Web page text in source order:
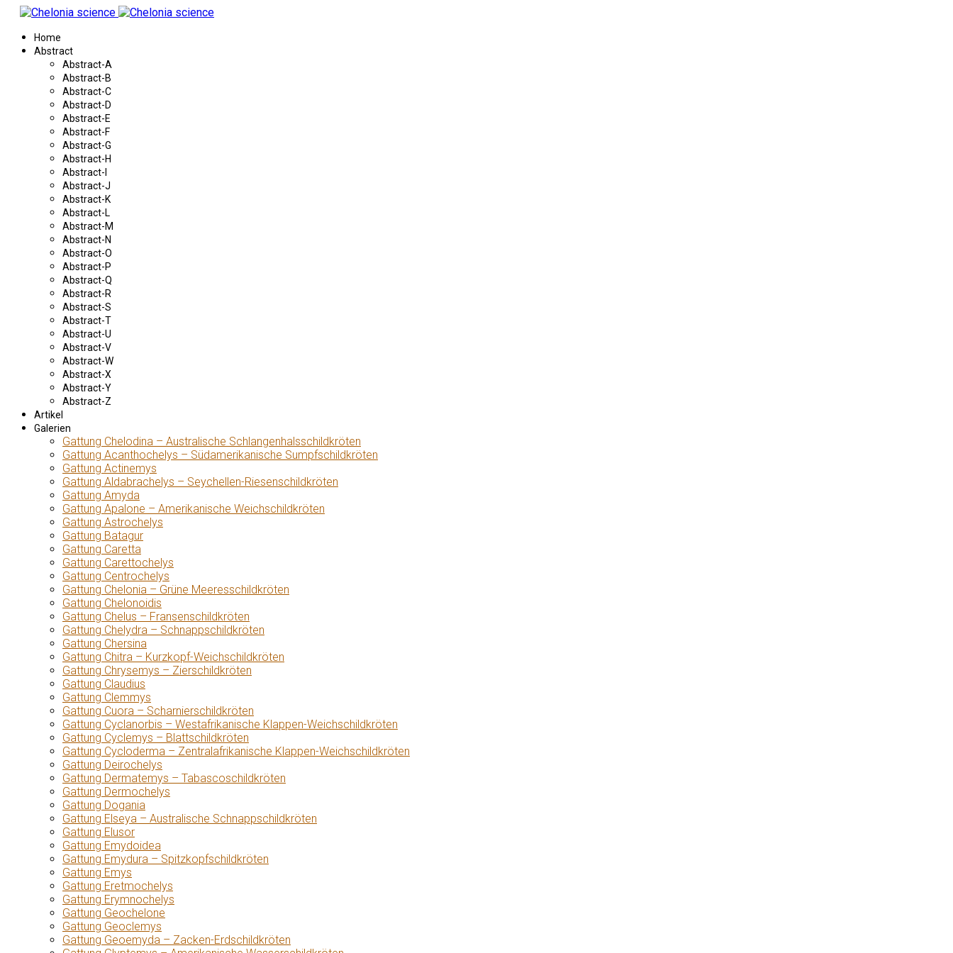
Home
Abstract
Abstract-A
Abstract-B
Abstract-C
Abstract-D
Abstract-E
Abstract-F
Abstract-G
Abstract-H
Abstract-I
Abstract-J
Abstract-K
Abstract-L
Abstract-M
Abstract-N
Abstract-O
Abstract-P
Abstract-Q
Abstract-R
Abstract-S
Abstract-T
Abstract-U
Abstract-V
Abstract-W
Abstract-X
Abstract-Y
Abstract-Z
Artikel
Galerien
Gattung Chelodina – Australische Schlangenhalsschildkröten
Gattung Acanthochelys – Südamerikanische Sumpfschildkröten
Gattung Actinemys
Gattung Aldabrachelys – Seychellen-Riesenschildkröten
Gattung Amyda
Gattung Apalone – Amerikanische Weichschildkröten
Gattung Astrochelys
Gattung Batagur
Gattung Caretta
Gattung Carettochelys
Gattung Centrochelys
Gattung Chelonia – Grüne Meeresschildkröten
Gattung Chelonoidis
Gattung Chelus – Fransenschildkröten
Gattung Chelydra – Schnappschildkröten
Gattung Chersina
Gattung Chitra – Kurzkopf-Weichschildkröten
Gattung Chrysemys – Zierschildkröten
Gattung Claudius
Gattung Clemmys
Gattung Cuora – Scharnierschildkröten
Gattung Cyclanorbis – Westafrikanische Klappen-Weichschildkröten
Gattung Cyclemys – Blattschildkröten
Gattung Cycloderma – Zentralafrikanische Klappen-Weichschildkröten
Gattung Deirochelys
Gattung Dermatemys – Tabascoschildkröten
Gattung Dermochelys
Gattung Dogania
Gattung Elseya – Australische Schnappschildkröten
Gattung Elusor
Gattung Emydoidea
Gattung Emydura – Spitzkopfschildkröten
Gattung Emys
Gattung Eretmochelys
Gattung Erymnochelys
Gattung Geochelone
Gattung Geoclemys
Gattung Geoemyda – Zacken-Erdschildkröten